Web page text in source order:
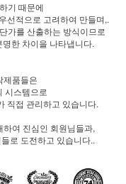
기 때문에
선적으로 고려하여 만들며,.
가를 산출하는 방식이므로
한 차이을 나타냅니다.
제품들은
시스템으로
직접 관리하고 있습니다.
여 진심인 회원님들과,
로 도전하고 있습니다..